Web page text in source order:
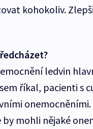
kohokoliv.
ledvin
říkal, pacienti s
mohli nějaké